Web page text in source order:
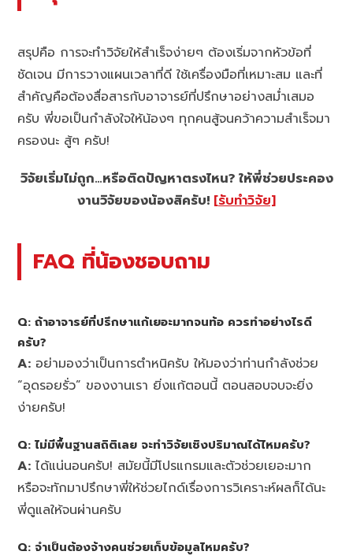
สรุปคือ การจะทำวิจัยให้สำเร็จง่ายๆ ต้องเริ่มจากหัวข้อที่
ชัดเจน มีการวางแผนเวลาที่ดี ใช้เครื่องมือที่เหมาะสม และที่
สำคัญคือต้องสื่อสารกับอาจารย์ที่ปรึกษาอย่างสม่ำเสมอ
ครับ พี่ขอเป็นกำลังใจให้น้องๆ ทุกคนสู้จนคว้าความสำเร็จมา
ครองนะ สู้ๆ ครับ!
วิจัยเริ่มไม่ถูก…หรือติดปัญหาตรงไหน? ให้พี่ช่วยประคอง
งานวิจัยของน้องสิครับ! [รับทำวิจัย]
FAQ ที่น้องชอบถาม
Q: ถ้าอาจารย์ที่ปรึกษาแก้เยอะมากจนท้อ ควรทำอย่างไรดี
ครับ?
A: อย่ามองว่าเป็นการตำหนิครับ ให้มองว่าท่านกำลังช่วย
“อุดรอยรั่ว” ของงานเรา ยิ่งแก้ตอนนี้ ตอนสอบจบจะยิ่ง
ง่ายครับ!
Q: ไม่มีพื้นฐานสถิติเลย จะทำวิจัยเชิงปริมาณได้ไหมครับ?
A: ได้แน่นอนครับ! สมัยนี้มีโปรแกรมและตัวช่วยเยอะมาก
หรือจะทักมาปรึกษาพี่ให้ช่วยไกด์เรื่องการวิเคราะห์ผลก็ได้นะ
พี่ดูแลให้จนผ่านครับ
Q: จำเป็นต้องจ้างคนช่วยเก็บข้อมูลไหมครับ?